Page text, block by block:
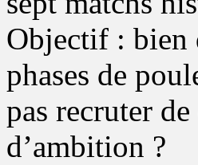
Objectif : bien
phases de
pas recruter
d’ambition ?